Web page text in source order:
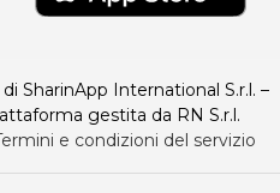
SharinApp International S.r.l. –
gestita da RN S.r.l.
e condizioni del servizio